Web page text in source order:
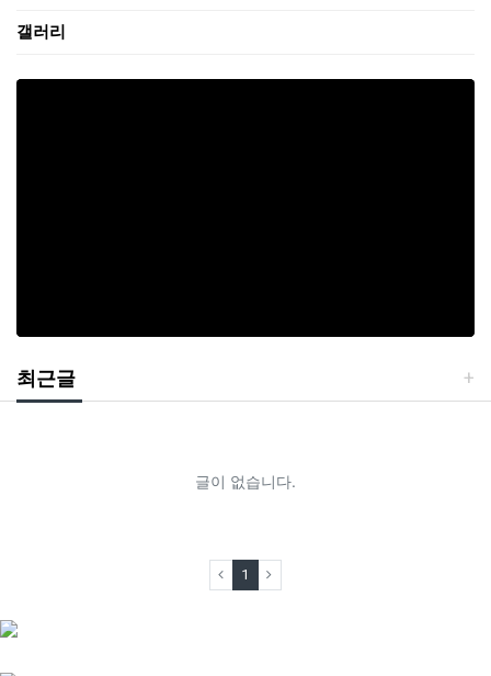
갤러리
최근글
글이 없습니다.
1 (current)